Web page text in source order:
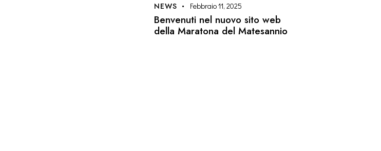
NEWS Febbraio 11, 2025
Benvenuti nel nuovo sito web
della Maratona del Matesannio